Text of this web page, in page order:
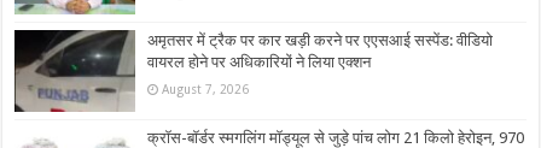
अमृतसर में ट्रैक पर कार खड़ी करने पर एएसआई सस्पेंड: वीडियो
वायरल होने पर अधिकारियों ने लिया एक्शन
August 7, 2026
क्रॉस-बॉर्डर स्मगलिंग मॉड्यूल से जुड़े पांच लोग 21 किलो हेरोइन, 970